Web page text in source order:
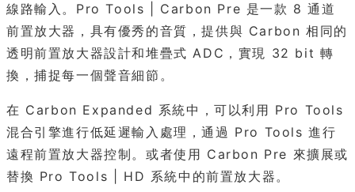
線路輸入。Pro Tools | Carbon Pre 是一款 8 通道
前置放大器，具有優秀的音質，提供與 Carbon 相同的
透明前置放大器設計和堆疊式 ADC，實現 32 bit 轉
換，捕捉每一個聲音細節。
在 Carbon Expanded 系統中，可以利用 Pro Tools
混合引擎進行低延遲輸入處理，通過 Pro Tools 進行
遠程前置放大器控制。或者使用 Carbon Pre 來擴展或
替換 Pro Tools | HD 系統中的前置放大器。